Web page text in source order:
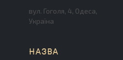
вул. Гоголя, 4, Одеса,
Україна